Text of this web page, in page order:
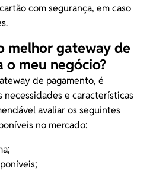
com segurança, em caso
melhor gateway de
o meu negócio?
de pagamento, é
necessidades e características
avaliar os seguintes
no mercado: